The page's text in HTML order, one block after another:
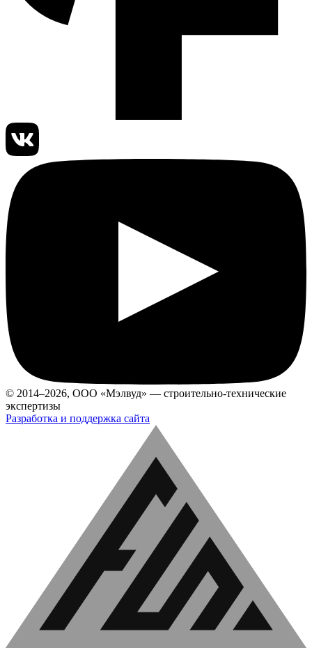
© 2014–2026, ООО «Мэлвуд» — строительно-технические
экспертизы
Разработка и поддержка сайта